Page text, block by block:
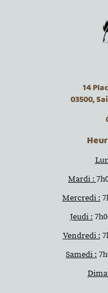
14
03500,
Mardi :
Mercredi :
Jeudi :
Vendredi :
Samedi :